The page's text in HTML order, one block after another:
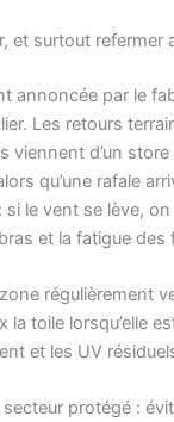
et surtout refermer
annoncée par le
Les retours
viennent d’un
qu’une rafale
le vent se lève,
et la fatigue des
régulièrement
toile lorsqu’elle
et les UV
protégé :